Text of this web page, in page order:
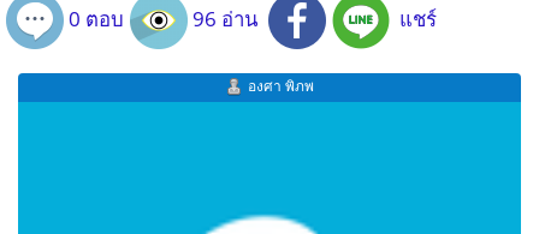
0 ตอบ 96 อ่าน แชร์
องศา พิภพ